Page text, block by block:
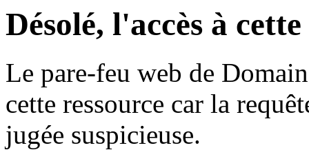
Désolé, l'accès à
Le pare-feu web de
cette ressource car la
jugée suspicieuse.